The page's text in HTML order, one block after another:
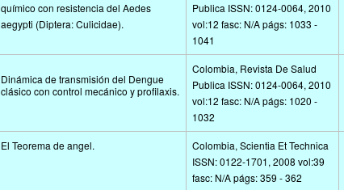
químico con resistencia del Aedes
aegypti (Diptera: Culicidae).
Publica ISSN: 0124-0064, 2010
vol:12 fasc: N/A págs: 1033 -
1041
Dinámica de transmisión del Dengue
clásico con control mecánico y profilaxis.
Colombia, Revista De Salud
Publica ISSN: 0124-0064, 2010
vol:12 fasc: N/A págs: 1020 -
1032
El Teorema de angel.
Colombia, Scientia Et Technica
ISSN: 0122-1701, 2008 vol:39
fasc: N/A págs: 359 - 362